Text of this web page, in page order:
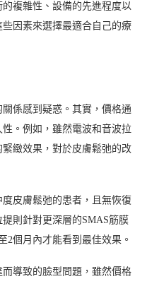
複雜性、設備的先進程度以
因素來選擇最適合自己的療
係感到疑惑。其實，價格通
。例如，雖然電波和音波拉
緻效果，對於皮膚鬆弛的改
皮膚鬆弛的患者，且無恢復
則針對更深層的SMAS筋膜
2個月內才能看到最佳效果。
導致的臉型問題，雖然價格